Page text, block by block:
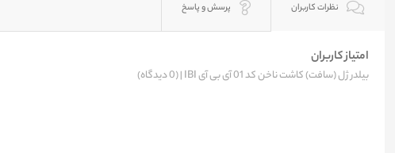
نظرات کاربران پرسش و پاسخ
امتیاز کاربران
بیلدر ژل (سافت) کاشت ناخن کد 01 آی بی آی IBI | (0 دیدگاه)